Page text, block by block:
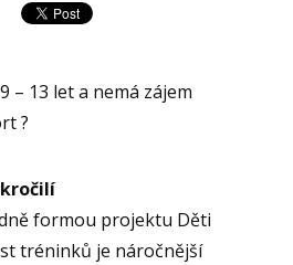
– 13 let a nemá zájem
?
formou projektu Děti
tréninků je náročnější